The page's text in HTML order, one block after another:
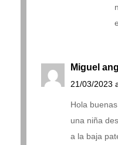
Miguel
21/03/2023
Hola
una niña
a la baja